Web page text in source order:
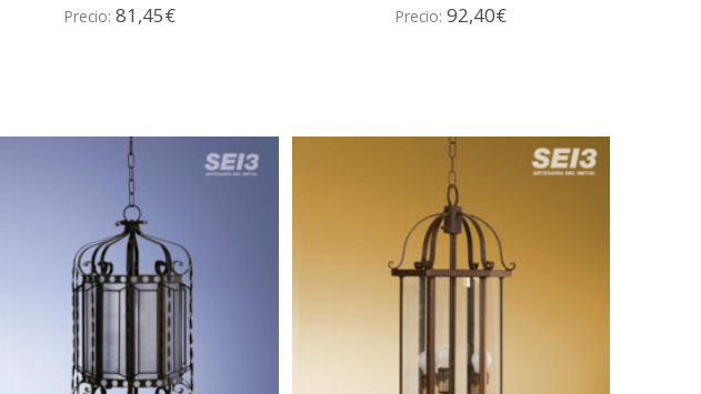
Precio: 81,45€ Precio: 92,40€